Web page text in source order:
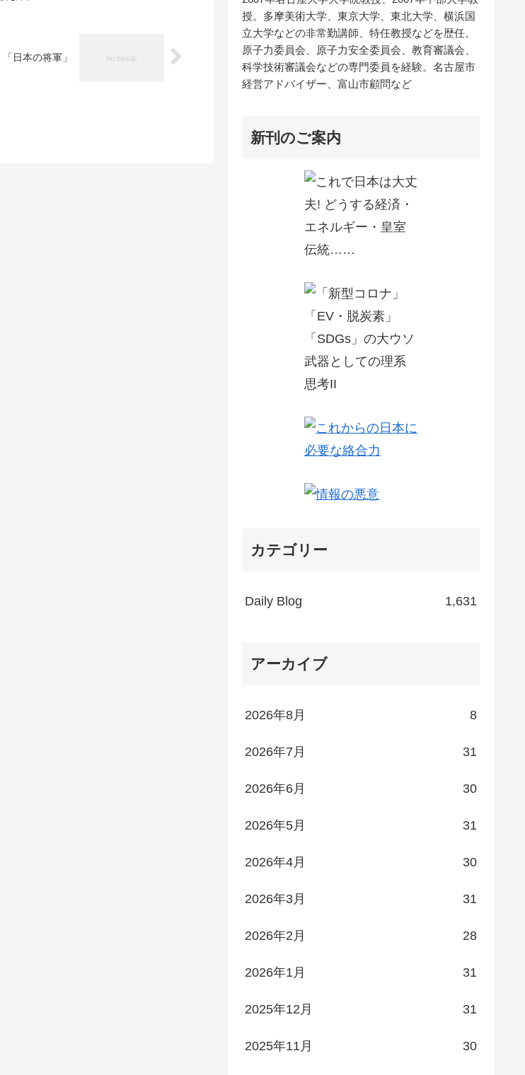
日本の将軍」
授。多摩美術大学、東京大学、東北大学、横浜国
立大学などの非常勤講師、特任教授などを歴任。
原子力委員会、原子力安全委員会、教育審議会、
科学技術審議会などの専門委員を経験。名古屋市
経営アドバイザー、富山市顧問など
新刊のご案内
カテゴリー
Daily Blog 1,631
アーカイブ
2026年8月 8
2026年7月 31
2026年6月 30
2026年5月 31
2026年4月 30
2026年3月 31
2026年2月 28
2026年1月 31
2025年12月 31
2025年11月 30